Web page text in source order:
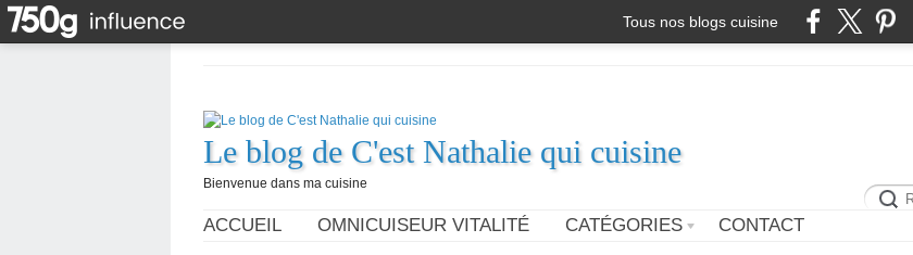
Tous nos blogs cuisine
Le blog de C'est Nathalie qui cuisine
Bienvenue dans ma cuisine
ACCUEIL OMNICUISEUR VITALITÉ CATÉGORIES CONTACT